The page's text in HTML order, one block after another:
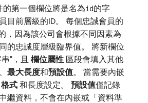
的第一個欄位將是名為id的字
目前層級的ID。 每個忠誠會員的
，因為該公司會根據不同因素為
的忠誠度層級臨界值。 將新欄位
"，且​ 欄位屬性 ​區段會填入其他
最大長度​和​預設值。 當需要內嵌
格式 ​和長度設定。 預設值​僅記錄
繼資料，不會在內嵌或「資料準